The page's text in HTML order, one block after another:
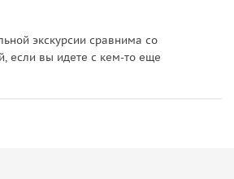
экскурсии сравнима со
если вы идете с кем-то еще